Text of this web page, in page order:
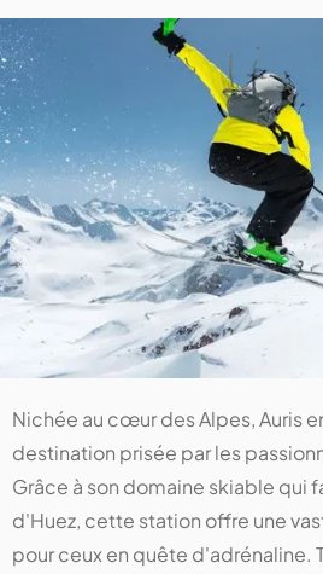
Nichée au cœur des Alpes, Auris
destination prisée par les
Grâce à son domaine skiable qui
d'Huez, cette station offre une
pour ceux en quête d'adrénaline.